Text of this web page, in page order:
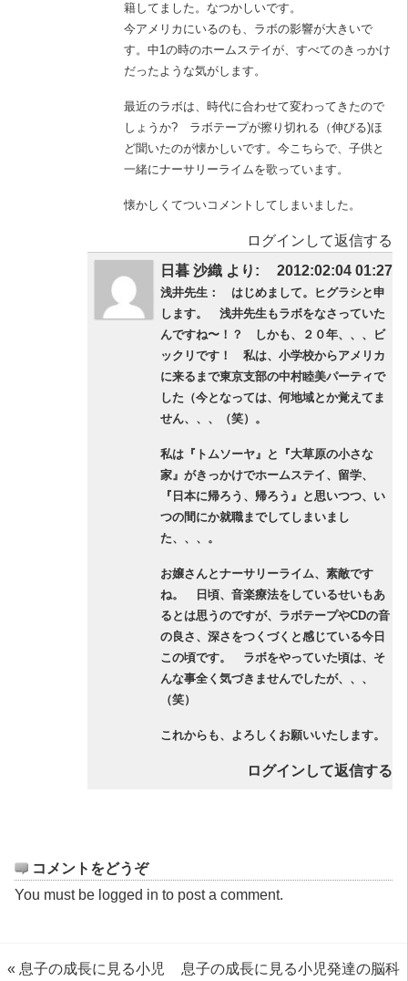
籍してました。なつかしいです。
今アメリカにいるのも、ラボの影響が大きいで
す。中1の時のホームステイが、すべてのきっかけ
だったような気がします。
最近のラボは、時代に合わせて変わってきたので
しょうか? ラボテープが擦り切れる（伸びる)ほ
ど聞いたのが懐かしいです。今こちらで、子供と
一緒にナーサリーライムを歌っています。
懐かしくてついコメントしてしまいました。
ログインして返信する
日暮 沙織 より:
2012:02:04 01:27
浅井先生： はじめまして。ヒグラシと申
します。 浅井先生もラボをなさっていた
んですね〜！？ しかも、２０年、、、ビ
ックリです！ 私は、小学校からアメリカ
に来るまで東京支部の中村睦美パーティで
した（今となっては、何地域とか覚えてま
せん、、、（笑）。
私は『トムソーヤ』と『大草原の小さな
家』がきっかけでホームステイ、留学、
『日本に帰ろう、帰ろう』と思いつつ、い
つの間にか就職までしてしまいまし
た、、、。
お嬢さんとナーサリーライム、素敵です
ね。 日頃、音楽療法をしているせいもあ
るとは思うのですが、ラボテープやCDの音
の良さ、深さをつくづくと感じている今日
この頃です。 ラボをやっていた頃は、そ
んな事全く気づきませんでしたが、、、
（笑）
これからも、よろしくお願いいたします。
ログインして返信する
コメントをどうぞ
You must be logged in to post a comment.
« 息子の成長に見る小児
息子の成長に見る小児発達の脳科